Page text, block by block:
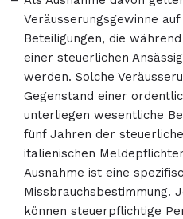
Veräusserungsgewinne
Beteiligungen, die
einer steuerlichen
werden. Solche
Gegenstand einer
unterliegen wesentliche
fünf Jahren der
italienischen
Ausnahme ist eine
Missbrauchsbestimmung.
können steuerpflichtige